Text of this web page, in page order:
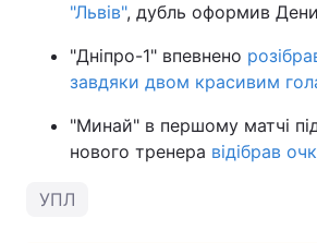
"Львів", дубль оформив
"Дніпро-1" впевнено
завдяки двом красивим
"Минай" в першому матчі
нового тренера відібрав
УПЛ